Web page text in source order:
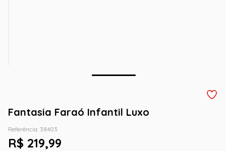
Fantasia Faraó Infantil Luxo
Referência: 38403
R$ 219,99